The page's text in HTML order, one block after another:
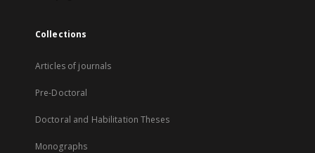
Collections
Articles of journals
Pre-Doctoral
Doctoral and Habilitation Theses
Monographs